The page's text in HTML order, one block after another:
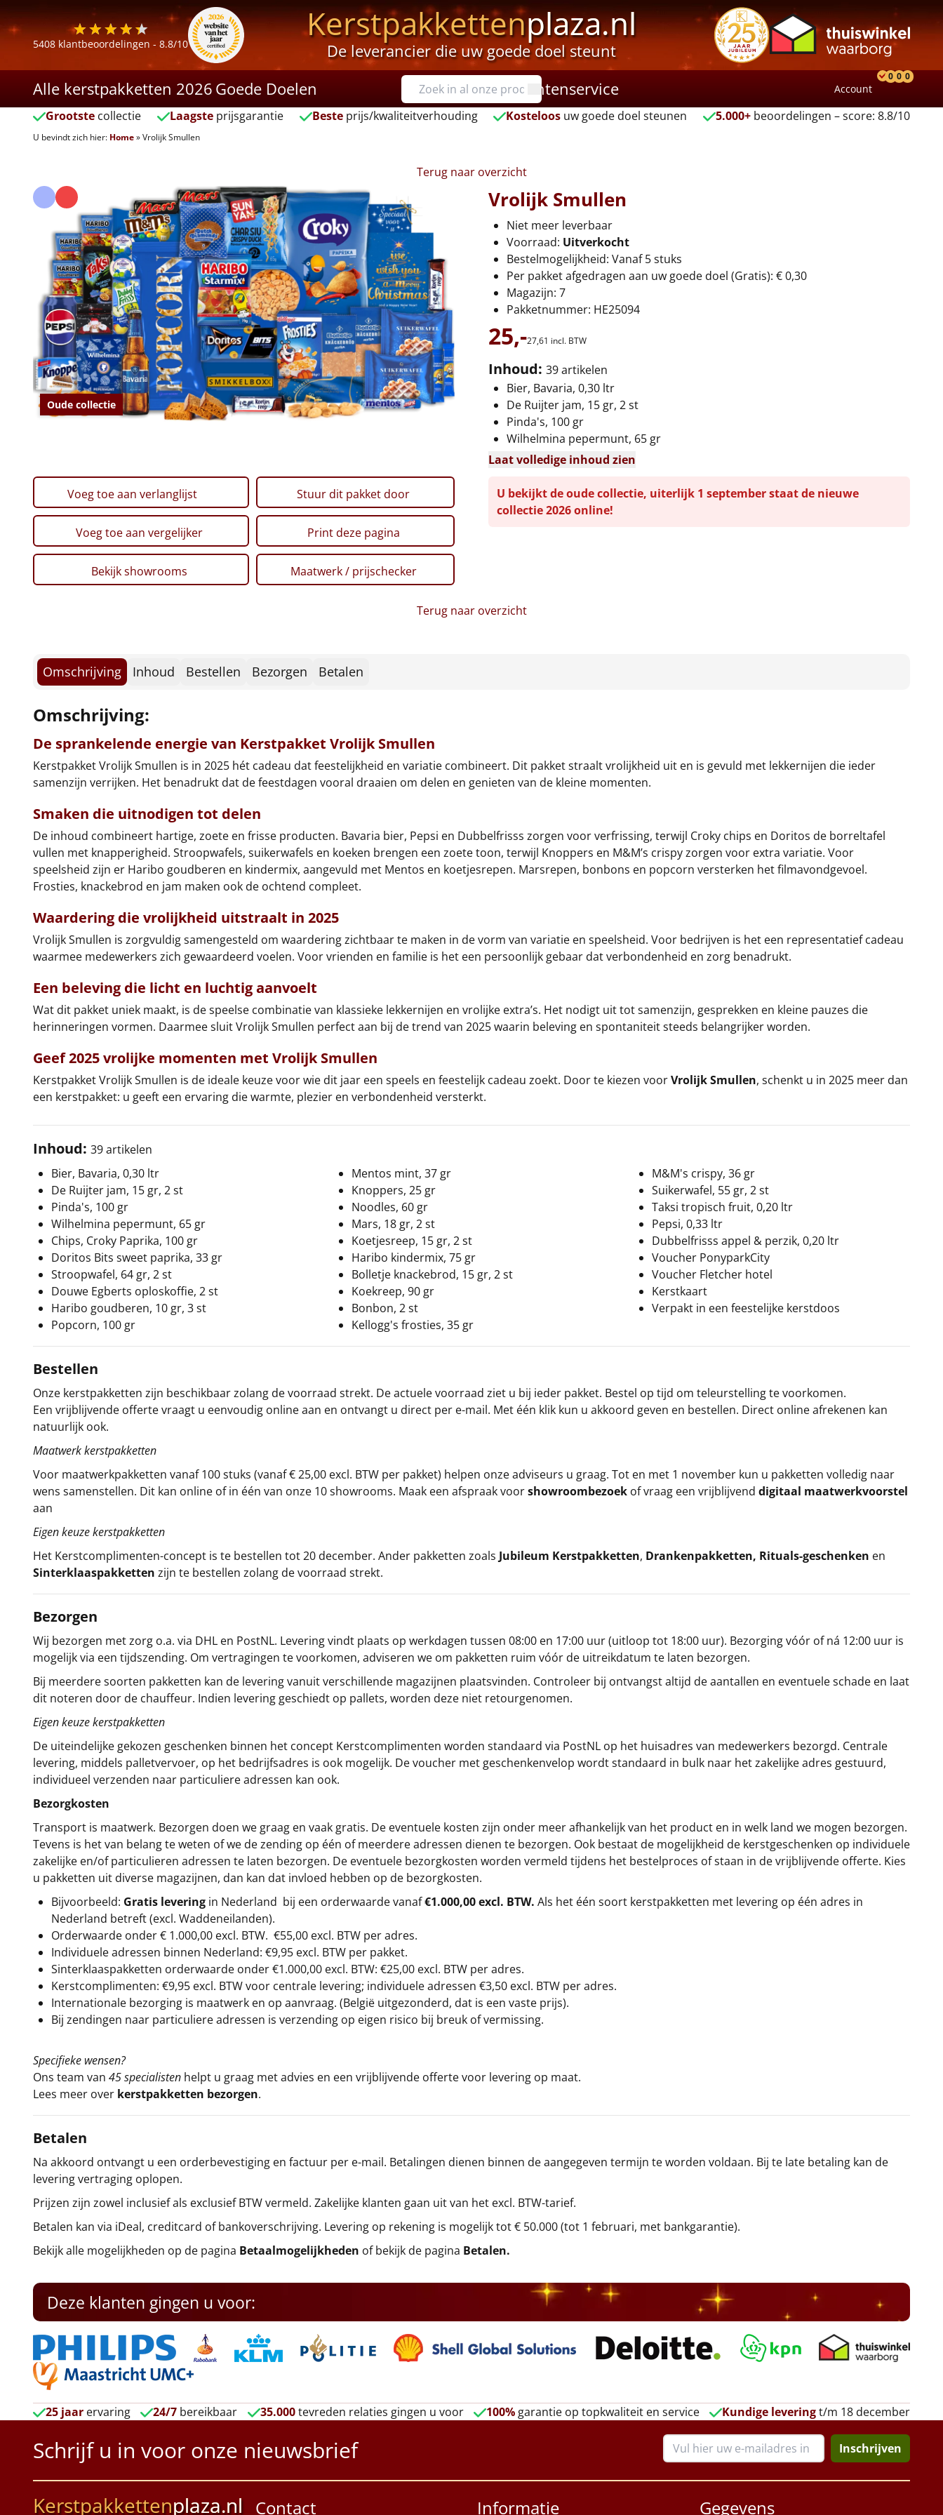
5408 klantbeoordelingen - 8.8/10 Kerstpakkettenplaza.nl
De leverancier die uw goede doel steunt
Alle kerstpakketten 2026 Goede Doelen Klantenservice Account
0 0 0
Grootste collectie Laagsteprijsgarantie Besteprijs/kwaliteitverhouding Kosteloos uw goede doel steunen 5.000+ beoordelingen – score: 8.8/10
U bevindt zich hier: Home»Vrolijk Smullen
Terug naar overzicht
Oude collectie
Vrolijk Smullen
Niet meer leverbaar
Voorraad: Uitverkocht
Bestelmogelijkheid: Vanaf 5 stuks
Per pakket afgedragen aan uw goede doel (Gratis): € 0,30
Magazijn: 7
Pakketnummer: HE25094
25,-27,61 incl. BTW
Inhoud: 39 artikelen
Bier, Bavaria, 0,30 ltr
De Ruijter jam, 15 gr, 2 st
Pinda's, 100 gr
Wilhelmina pepermunt, 65 gr
Laat volledige inhoud zien
Voeg toe aan verlanglijst Stuur dit pakket door
Voeg toe aan vergelijker Print deze pagina
Bekijk showrooms Maatwerk / prijschecker
U bekijkt de oude collectie, uiterlijk 1 september staat de nieuwe
collectie 2026 online!
Terug naar overzicht
Omschrijving Inhoud Bestellen Bezorgen Betalen
Omschrijving:
De sprankelende energie van Kerstpakket Vrolijk Smullen
Kerstpakket Vrolijk Smullen is in 2025 hét cadeau dat feestelijkheid en variatie combineert. Dit pakket straalt vrolijkheid uit en is gevuld met lekkernijen die ieder
samenzijn verrijken. Het benadrukt dat de feestdagen vooral draaien om delen en genieten van de kleine momenten.
Smaken die uitnodigen tot delen
De inhoud combineert hartige, zoete en frisse producten. Bavaria bier, Pepsi en Dubbelfrisss zorgen voor verfrissing, terwijl Croky chips en Doritos de borreltafel
vullen met knapperigheid. Stroopwafels, suikerwafels en koeken brengen een zoete toon, terwijl Knoppers en M&M’s crispy zorgen voor extra variatie. Voor
speelsheid zijn er Haribo goudberen en kindermix, aangevuld met Mentos en koetjesrepen. Marsrepen, bonbons en popcorn versterken het filmavondgevoel.
Frosties, knackebrod en jam maken ook de ochtend compleet.
Waardering die vrolijkheid uitstraalt in 2025
Vrolijk Smullen is zorgvuldig samengesteld om waardering zichtbaar te maken in de vorm van variatie en speelsheid. Voor bedrijven is het een representatief cadeau
waarmee medewerkers zich gewaardeerd voelen. Voor vrienden en familie is het een persoonlijk gebaar dat verbondenheid en zorg benadrukt.
Een beleving die licht en luchtig aanvoelt
Wat dit pakket uniek maakt, is de speelse combinatie van klassieke lekkernijen en vrolijke extra’s. Het nodigt uit tot samenzijn, gesprekken en kleine pauzes die
herinneringen vormen. Daarmee sluit Vrolijk Smullen perfect aan bij de trend van 2025 waarin beleving en spontaniteit steeds belangrijker worden.
Geef 2025 vrolijke momenten met Vrolijk Smullen
Kerstpakket Vrolijk Smullen is de ideale keuze voor wie dit jaar een speels en feestelijk cadeau zoekt. Door te kiezen voorVrolijk Smullen, schenkt u in 2025 meer dan
een kerstpakket: u geeft een ervaring die warmte, plezier en verbondenheid versterkt.
Inhoud: 39 artikelen
Bier, Bavaria, 0,30 ltr
De Ruijter jam, 15 gr, 2 st
Pinda's, 100 gr
Wilhelmina pepermunt, 65 gr
Chips, Croky Paprika, 100 gr
Doritos Bits sweet paprika, 33 gr
Stroopwafel, 64 gr, 2 st
Douwe Egberts oploskoffie, 2 st
Haribo goudberen, 10 gr, 3 st
Popcorn, 100 gr
Mentos mint, 37 gr
Knoppers, 25 gr
Noodles, 60 gr
Mars, 18 gr, 2 st
Koetjesreep, 15 gr, 2 st
Haribo kindermix, 75 gr
Bolletje knackebrod, 15 gr, 2 st
Koekreep, 90 gr
Bonbon, 2 st
Kellogg's frosties, 35 gr
M&M's crispy, 36 gr
Suikerwafel, 55 gr, 2 st
Taksi tropisch fruit, 0,20 ltr
Pepsi, 0,33 ltr
Dubbelfrisss appel & perzik, 0,20 ltr
Voucher PonyparkCity
Voucher Fletcher hotel
Kerstkaart
Verpakt in een feestelijke kerstdoos
Bestellen
Onze kerstpakketten zijn beschikbaar zolang de voorraad strekt. De actuele voorraad ziet u bij ieder pakket. Bestel op tijd om teleurstelling te voorkomen.
Een vrijblijvende offerte vraagt u eenvoudig online aan en ontvangt u direct per e-mail. Met één klik kun u akkoord geven en bestellen. Direct online afrekenen kan
natuurlijk ook.
Maatwerk kerstpakketten
Voor maatwerkpakketten vanaf 100 stuks (vanaf € 25,00 excl. BTW per pakket) helpen onze adviseurs u graag. Tot en met 1 november kun u pakketten volledig naar
wens samenstellen. Dit kan online of in één van onze 10 showrooms. Maak een afspraak voorshowroombezoek of vraag een vrijblijvend digitaal maatwerkvoorstel
aan
Eigen keuze kerstpakketten
Het Kerstcomplimenten-concept is te bestellen tot 20 december. Ander pakketten zoals Jubileum Kerstpakketten, Drankenpakketten, Rituals-geschenken en
Sinterklaaspakketten zijn te bestellen zolang de voorraad strekt.
Bezorgen
Wij bezorgen met zorg o.a. via DHL en PostNL. Levering vindt plaats op werkdagen tussen 08:00 en 17:00 uur (uitloop tot 18:00 uur). Bezorging vóór of ná 12:00 uur is
mogelijk via een tijdszending. Om vertragingen te voorkomen, adviseren we om pakketten ruim vóór de uitreikdatum te laten bezorgen.
Bij meerdere soorten pakketten kan de levering vanuit verschillende magazijnen plaatsvinden. Controleer bij ontvangst altijd de aantallen en eventuele schade en laat
dit noteren door de chauffeur. Indien levering geschiedt op pallets, worden deze niet retourgenomen.
Eigen keuze kerstpakketten
De uiteindelijke gekozen geschenken binnen het concept Kerstcomplimenten worden standaard via PostNL op het huisadres van medewerkers bezorgd. Centrale
levering, middels palletvervoer, op het bedrijfsadres is ook mogelijk. De voucher met geschenkenvelop wordt standaard in bulk naar het zakelijke adres gestuurd,
individueel verzenden naar particuliere adressen kan ook.
Bezorgkosten
Transport is maatwerk. Bezorgen doen we graag en vaak gratis. De eventuele kosten zijn onder meer afhankelijk van het product en in welk land we mogen bezorgen.
Tevens is het van belang te weten of we de zending op één of meerdere adressen dienen te bezorgen. Ook bestaat de mogelijkheid de kerstgeschenken op individuele
zakelijke en/of particulieren adressen te laten bezorgen. De eventuele bezorgkosten worden vermeld tijdens het bestelproces of staan in de vrijblijvende offerte. Kies
u pakketten uit diverse magazijnen, dan kan dat invloed hebben op de bezorgkosten.
Bijvoorbeeld: Gratis levering in Nederland bij een orderwaarde vanaf€1.000,00 excl. BTW. Als het één soort kerstpakketten met levering op één adres in
Nederland betreft (excl. Waddeneilanden).
Orderwaarde onder € 1.000,00 excl. BTW. €55,00 excl. BTW per adres.
Individuele adressen binnen Nederland: €9,95 excl. BTW per pakket.
Sinterklaaspakketten orderwaarde onder €1.000,00 excl. BTW: €25,00 excl. BTW per adres.
Kerstcomplimenten: €9,95 excl. BTW voor centrale levering; individuele adressen €3,50 excl. BTW per adres.
Internationale bezorging is maatwerk en op aanvraag. (België uitgezonderd, dat is een vaste prijs).
Bij zendingen naar particuliere adressen is verzending op eigen risico bij breuk of vermissing.
Specifieke wensen?
Ons team van 45 specialisten helpt u graag met advies en een vrijblijvende offerte voor levering op maat.
Lees meer over kerstpakketten bezorgen.
Betalen
Na akkoord ontvangt u een orderbevestiging en factuur per e-mail. Betalingen dienen binnen de aangegeven termijn te worden voldaan. Bij te late betaling kan de
levering vertraging oplopen.
Prijzen zijn zowel inclusief als exclusief BTW vermeld. Zakelijke klanten gaan uit van het excl. BTW-tarief.
Betalen kan via iDeal, creditcard of bankoverschrijving. Levering op rekening is mogelijk tot € 50.000 (tot 1 februari, met bankgarantie).
Bekijk alle mogelijkheden op de pagina Betaalmogelijkheden of bekijk de pagina Betalen.
Deze klanten gingen u voor:
25 jaar ervaring 24/7 bereikbaar 35.000tevreden relaties gingen u voor 100%garantie op topkwaliteit en service Kundige leveringt/m 18 december
Schrijf u in voor onze nieuwsbrief Inschrijven
Kerstpakkettenplaza.nl Contact Informatie Gegevens